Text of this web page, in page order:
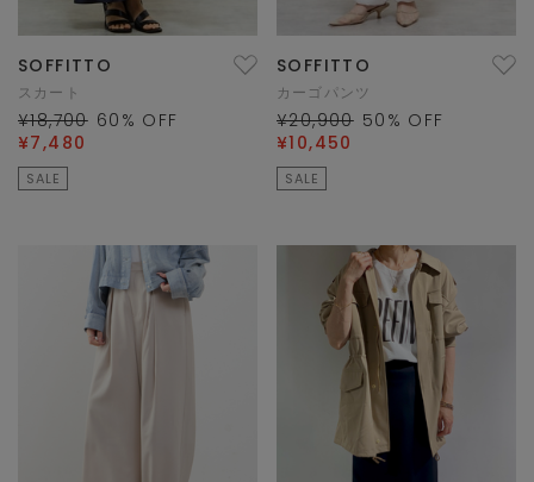
SOFFITTO
スカート
¥18,700 60 % OFF
¥7,480
SALE
SOFFITTO
カーゴパンツ
¥20,900 50 % OFF
¥10,450
SALE